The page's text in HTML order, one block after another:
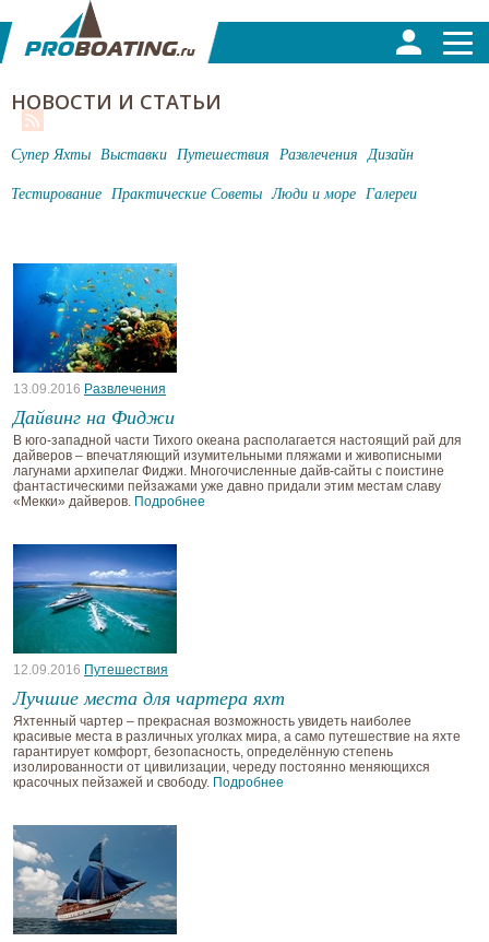
НОВОСТИ И СТАТЬИ
Супер Яхты Выставки Путешествия Развлечения Дизайн
Тестирование Практические Советы Люди и море Галереи
13.09.2016 Развлечения
Дайвинг на Фиджи
В юго-западной части Тихого океана располагается настоящий рай для
дайверов – впечатляющий изумительными пляжами и живописными
лагунами архипелаг Фиджи. Многочисленные дайв-сайты с поистине
фантастическими пейзажами уже давно придали этим местам славу
«Мекки» дайверов. Подробнее
12.09.2016 Путешествия
Лучшие места для чартера яхт
Яхтенный чартер – прекрасная возможность увидеть наиболее
красивые места в различных уголках мира, а само путешествие на яхте
гарантирует комфорт, безопасность, определённую степень
изолированности от цивилизации, череду постоянно меняющихся
красочных пейзажей и свободу. Подробнее